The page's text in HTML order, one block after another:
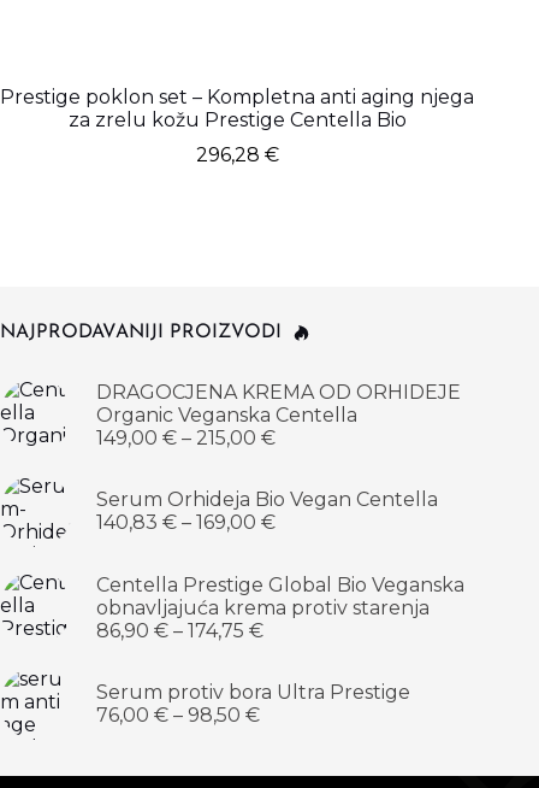
Prestige poklon set – Kompletna anti aging njega
za zrelu kožu Prestige Centella Bio
296,28 €
NAJPRODAVANIJI PROIZVODI
DRAGOCJENA KREMA OD ORHIDEJE
Organic Veganska Centella
149,00 € – 215,00 €
Serum Orhideja Bio Vegan Centella
140,83 € – 169,00 €
Centella Prestige Global Bio Veganska
obnavljajuća krema protiv starenja
86,90 € – 174,75 €
Serum protiv bora Ultra Prestige
76,00 € – 98,50 €